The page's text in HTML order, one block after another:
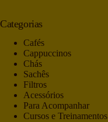
Categorias
Cafés
Cappuccinos
Chás
Sachês
Filtros
Acessórios
Para Acompanhar
Cursos e Treinamentos